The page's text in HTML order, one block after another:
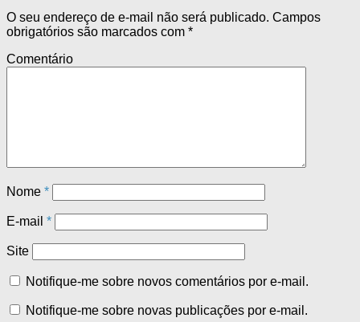
O seu endereço de e-mail não será publicado. Campos
obrigatórios são marcados com *
Comentário
Nome *
E-mail *
Site
Notifique-me sobre novos comentários por e-mail.
Notifique-me sobre novas publicações por e-mail.